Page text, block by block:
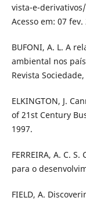
vista-e-
Acesso em: 07 fev.
BUFONI, A. L. A
ambiental nos
Revista
ELKINGTON, J.
of 21st Century
1997.
FERREIRA, A. C.
para o
FIELD, A.